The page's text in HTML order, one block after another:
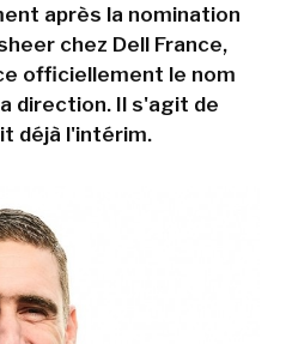
après la nomination
chez Dell France,
officiellement le nom
direction. Il s'agit de
déjà l'intérim.